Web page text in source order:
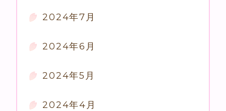
2024年7月
2024年6月
2024年5月
2024年4月